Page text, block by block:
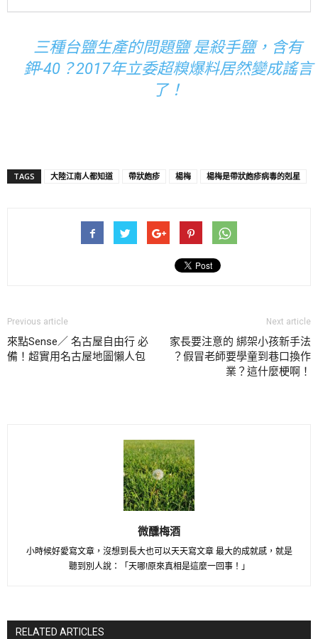
三種台鹽生產的問題鹽 是殺手鹽，含有
鉀-40？2017年立委超糗爆料居然變成謠言
了！
TAGS 大陸江南人都知道 帶狀皰疹 楊梅 楊梅是帶狀皰疹病毒的剋星
Previous article
來點Sense／ 名古屋自由行 必
備！超實用名古屋地圖懶人包
Next article
家長要注意的 綁架小孩新手法
？假冒老師要學童到巷口換作
業？這什麼梗啊！
微醺梅酒
小時候好愛寫文章，沒想到長大也可以天天寫文章 最大的成就感，就是
聽到別人說：「天哪!原來真相是這麼一回事！」
RELATED ARTICLES